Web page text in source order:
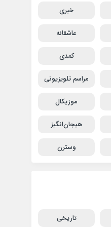
خبری
عاشقانه
کمدی
مراسم تلویزیونی
موزیکال
هیجان‌انگیز
وسترن
تاریخی